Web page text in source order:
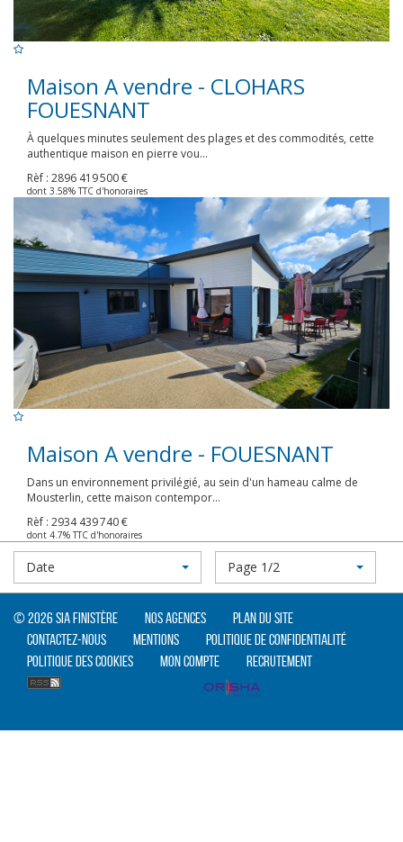
Maison A vendre - CLOHARS
FOUESNANT
À quelques minutes seulement des plages et des commodités, cette
authentique maison en pierre vou...
Rèf : 2896 419 500 €
dont 3.58% TTC d'honoraires
Maison A vendre - FOUESNANT
Dans un environnement privilégié, au sein d'un hameau calme de
Mousterlin, cette maison contempor...
Rèf : 2934 439 740 €
dont 4.7% TTC d'honoraires
Page 1/2
Date
© 2026 SIA Finistère Nos agences
Plan du site
Contactez-nous
Mentions
Politique de confidentialité
Politique des cookies
Mon compte Recrutement